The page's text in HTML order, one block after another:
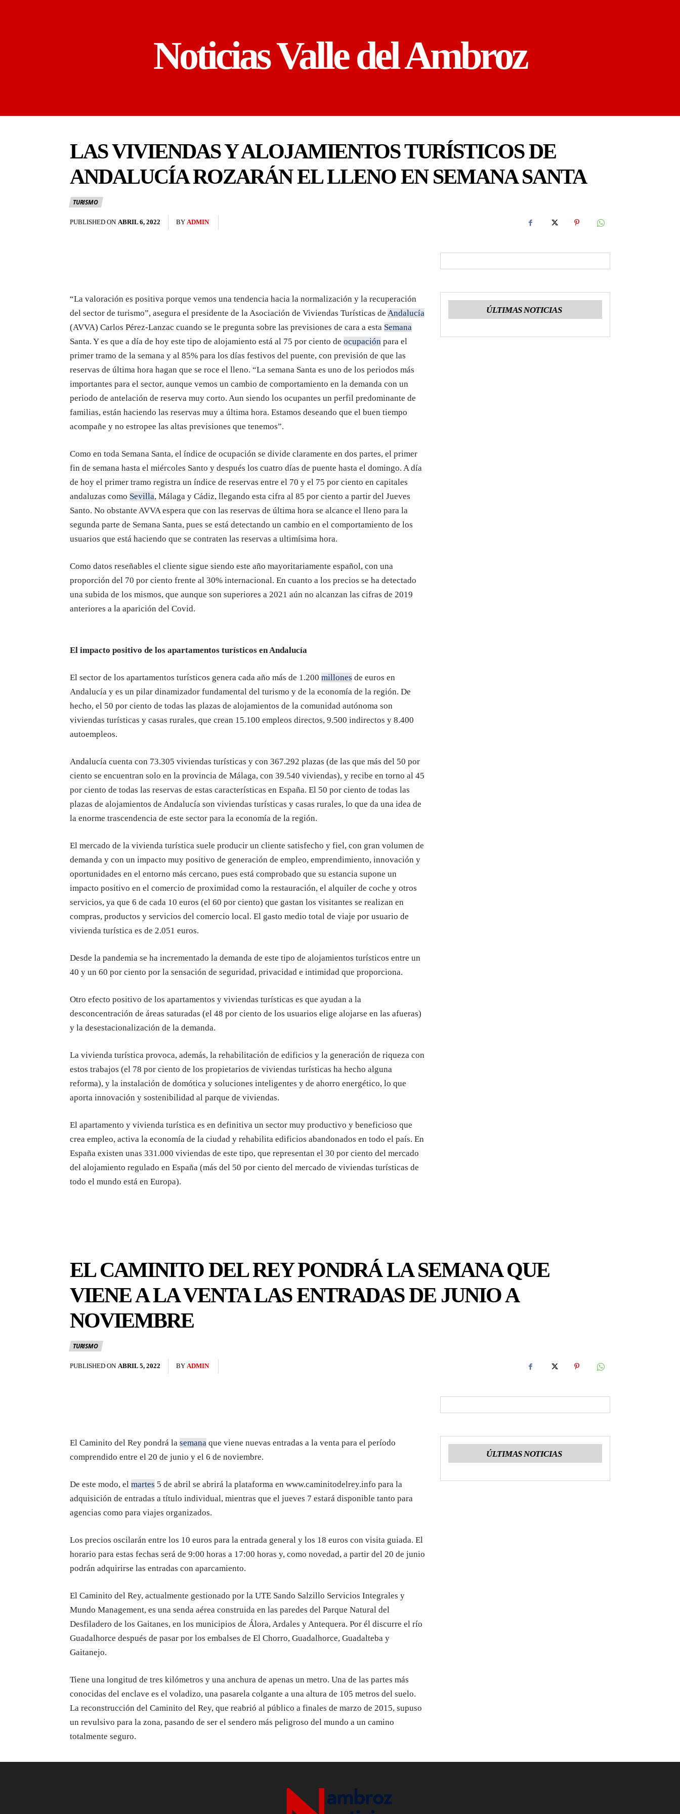
Noticias Valle del Ambroz
LAS VIVIENDAS Y ALOJAMIENTOS TURÍSTICOS DE
ANDALUCÍA ROZARÁN EL LLENO EN SEMANA SANTA
TURISMO
PUBLISHED ON ABRIL 6, 2022 BY ADMIN
“La valoración es positiva porque vemos una tendencia hacia la normalización y la recuperación
del sector de turismo”, asegura el presidente de la Asociación de Viviendas Turísticas de Andalucía
(AVVA) Carlos Pérez-Lanzac cuando se le pregunta sobre las previsiones de cara a esta Semana
Santa. Y es que a día de hoy este tipo de alojamiento está al 75 por ciento de ocupación para el
primer tramo de la semana y al 85% para los días festivos del puente, con previsión de que las
reservas de última hora hagan que se roce el lleno. “La semana Santa es uno de los periodos más
importantes para el sector, aunque vemos un cambio de comportamiento en la demanda con un
periodo de antelación de reserva muy corto. Aun siendo los ocupantes un perfil predominante de
familias, están haciendo las reservas muy a última hora. Estamos deseando que el buen tiempo
acompañe y no estropee las altas previsiones que tenemos”.
Como en toda Semana Santa, el índice de ocupación se divide claramente en dos partes, el primer
fin de semana hasta el miércoles Santo y después los cuatro días de puente hasta el domingo. A día
de hoy el primer tramo registra un índice de reservas entre el 70 y el 75 por ciento en capitales
andaluzas como Sevilla, Málaga y Cádiz, llegando esta cifra al 85 por ciento a partir del Jueves
Santo. No obstante AVVA espera que con las reservas de última hora se alcance el lleno para la
segunda parte de Semana Santa, pues se está detectando un cambio en el comportamiento de los
usuarios que está haciendo que se contraten las reservas a ultimísima hora.
Como datos reseñables el cliente sigue siendo este año mayoritariamente español, con una
proporción del 70 por ciento frente al 30% internacional. En cuanto a los precios se ha detectado
una subida de los mismos, que aunque son superiores a 2021 aún no alcanzan las cifras de 2019
anteriores a la aparición del Covid.
El impacto positivo de los apartamentos turísticos en Andalucía
El sector de los apartamentos turísticos genera cada año más de 1.200 millones de euros en
Andalucía y es un pilar dinamizador fundamental del turismo y de la economía de la región. De
hecho, el 50 por ciento de todas las plazas de alojamientos de la comunidad autónoma son
viviendas turísticas y casas rurales, que crean 15.100 empleos directos, 9.500 indirectos y 8.400
autoempleos.
Andalucía cuenta con 73.305 viviendas turísticas y con 367.292 plazas (de las que más del 50 por
ciento se encuentran solo en la provincia de Málaga, con 39.540 viviendas), y recibe en torno al 45
por ciento de todas las reservas de estas características en España. El 50 por ciento de todas las
plazas de alojamientos de Andalucía son viviendas turísticas y casas rurales, lo que da una idea de
la enorme trascendencia de este sector para la economía de la región.
El mercado de la vivienda turística suele producir un cliente satisfecho y fiel, con gran volumen de
demanda y con un impacto muy positivo de generación de empleo, emprendimiento, innovación y
oportunidades en el entorno más cercano, pues está comprobado que su estancia supone un
impacto positivo en el comercio de proximidad como la restauración, el alquiler de coche y otros
servicios, ya que 6 de cada 10 euros (el 60 por ciento) que gastan los visitantes se realizan en
compras, productos y servicios del comercio local. El gasto medio total de viaje por usuario de
vivienda turística es de 2.051 euros.
Desde la pandemia se ha incrementado la demanda de este tipo de alojamientos turísticos entre un
40 y un 60 por ciento por la sensación de seguridad, privacidad e intimidad que proporciona.
Otro efecto positivo de los apartamentos y viviendas turísticas es que ayudan a la
desconcentración de áreas saturadas (el 48 por ciento de los usuarios elige alojarse en las afueras)
y la desestacionalización de la demanda.
La vivienda turística provoca, además, la rehabilitación de edificios y la generación de riqueza con
estos trabajos (el 78 por ciento de los propietarios de viviendas turísticas ha hecho alguna
reforma), y la instalación de domótica y soluciones inteligentes y de ahorro energético, lo que
aporta innovación y sostenibilidad al parque de viviendas.
El apartamento y vivienda turística es en definitiva un sector muy productivo y beneficioso que
crea empleo, activa la economía de la ciudad y rehabilita edificios abandonados en todo el país. En
España existen unas 331.000 viviendas de este tipo, que representan el 30 por ciento del mercado
del alojamiento regulado en España (más del 50 por ciento del mercado de viviendas turísticas de
todo el mundo está en Europa).
ÚLTIMAS NOTICIAS